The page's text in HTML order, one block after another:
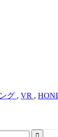
グ , VR ,